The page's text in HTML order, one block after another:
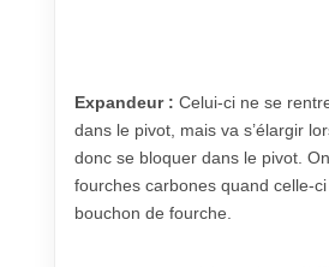
Expandeur : Celui-ci ne se
dans le pivot, mais va s’élargir
donc se bloquer dans le pivot.
fourches carbones quand celle-
bouchon de fourche.